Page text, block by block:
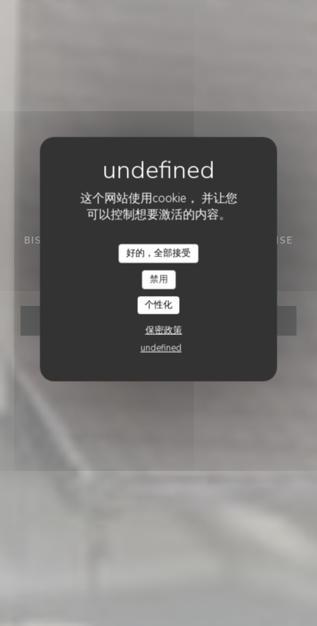
这个网站使用cookie， 并让您
可以控制想要激活的内容。
好的，全部接受
禁用
个性化
保密政策
undefined
BISTRONOMIC餐厅• SAINT MICHEL SUR TERNOISE
Catherinette